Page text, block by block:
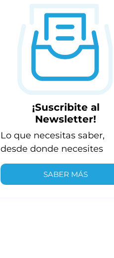
¡Suscribite al
Newsletter!
Lo que necesitas saber,
desde donde necesites
SABER MÁS